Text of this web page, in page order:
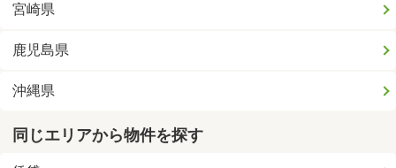
宮崎県
鹿児島県
沖縄県
同じエリアから物件を探す